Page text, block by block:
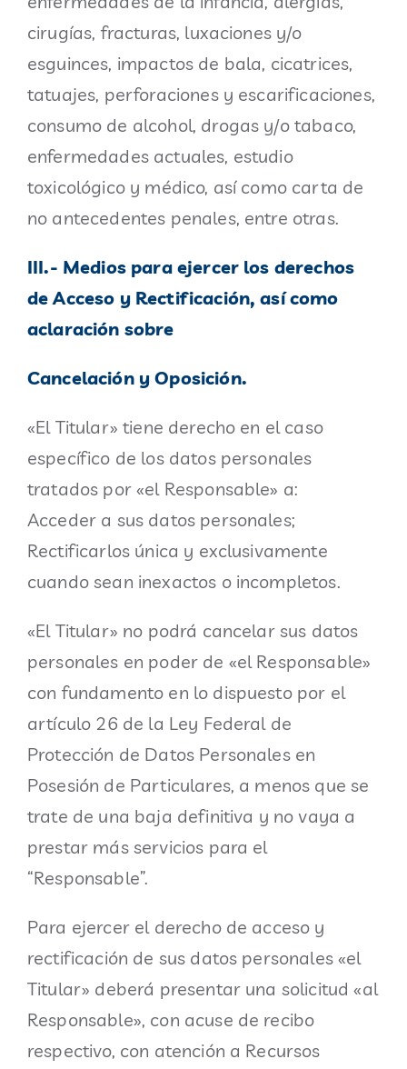
cirugías, fracturas, luxaciones y/o
esguinces, impactos de bala, cicatrices,
tatuajes, perforaciones y escarificaciones,
consumo de alcohol, drogas y/o tabaco,
enfermedades actuales, estudio
toxicológico y médico, así como carta de
no antecedentes penales, entre otras.
III.- Medios para ejercer los derechos
de Acceso y Rectificación, así como
aclaración sobre
Cancelación y Oposición.
«El Titular» tiene derecho en el caso
específico de los datos personales
tratados por «el Responsable» a:
Acceder a sus datos personales;
Rectificarlos única y exclusivamente
cuando sean inexactos o incompletos.
«El Titular» no podrá cancelar sus datos
personales en poder de «el Responsable»
con fundamento en lo dispuesto por el
artículo 26 de la Ley Federal de
Protección de Datos Personales en
Posesión de Particulares, a menos que se
trate de una baja definitiva y no vaya a
prestar más servicios para el
“Responsable”.
Para ejercer el derecho de acceso y
rectificación de sus datos personales «el
Titular» deberá presentar una solicitud «al
Responsable», con acuse de recibo
respectivo, con atención a Recursos